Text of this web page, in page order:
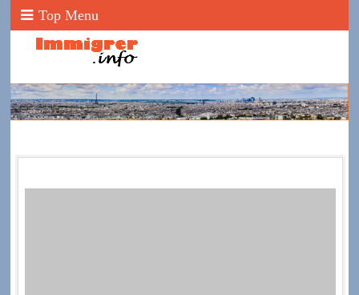
Top Menu